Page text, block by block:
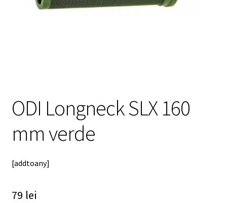
ODI Longneck SLX 160
mm verde
[addtoany]
79 lei